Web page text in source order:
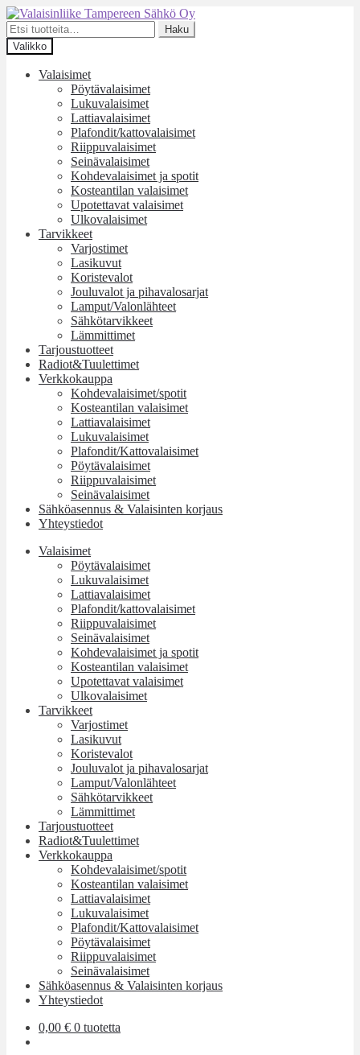
Siirry
navigointiin
Siirry
sisältöön
Etsi:
Haku
Valikko
Valaisimet
Pöytävalaisimet
Lukuvalaisimet
Lattiavalaisimet
Plafondit/kattovalaisimet
Riippuvalaisimet
Seinävalaisimet
Kohdevalaisimet ja spotit
Kosteantilan valaisimet
Upotettavat valaisimet
Ulkovalaisimet
Tarvikkeet
Varjostimet
Lasikuvut
Koristevalot
Jouluvalot ja pihavalosarjat
Lamput/Valonlähteet
Sähkötarvikkeet
Lämmittimet
Tarjoustuotteet
Radiot&Tuulettimet
Verkkokauppa
Kohdevalaisimet/spotit
Kosteantilan valaisimet
Lattiavalaisimet
Lukuvalaisimet
Plafondit/Kattovalaisimet
Pöytävalaisimet
Riippuvalaisimet
Seinävalaisimet
Sähköasennus & Valaisinten korjaus
Yhteystiedot
Valaisimet
Pöytävalaisimet
Lukuvalaisimet
Lattiavalaisimet
Plafondit/kattovalaisimet
Riippuvalaisimet
Seinävalaisimet
Kohdevalaisimet ja spotit
Kosteantilan valaisimet
Upotettavat valaisimet
Ulkovalaisimet
Tarvikkeet
Varjostimet
Lasikuvut
Koristevalot
Jouluvalot ja pihavalosarjat
Lamput/Valonlähteet
Sähkötarvikkeet
Lämmittimet
Tarjoustuotteet
Radiot&Tuulettimet
Verkkokauppa
Kohdevalaisimet/spotit
Kosteantilan valaisimet
Lattiavalaisimet
Lukuvalaisimet
Plafondit/Kattovalaisimet
Pöytävalaisimet
Riippuvalaisimet
Seinävalaisimet
Sähköasennus & Valaisinten korjaus
Yhteystiedot
0,00 € 0 tuotetta